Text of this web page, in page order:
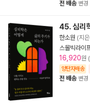
전 배송 변경
45. 심리
한소원 (지
스몰빅라이
16,920원
양탄자배송
전 배송 변경